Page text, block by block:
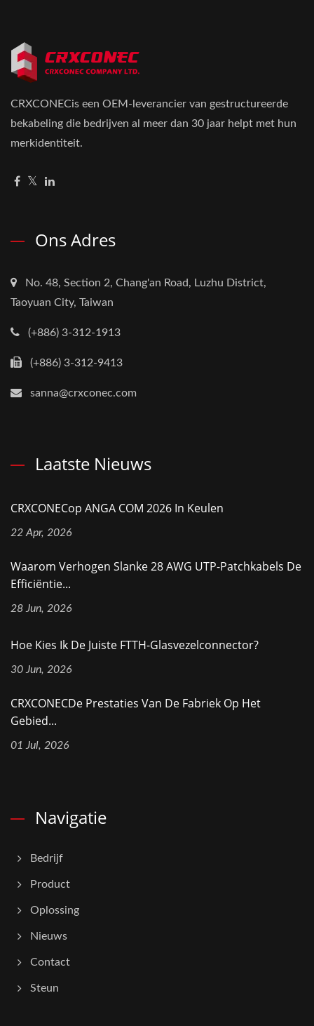
CRXCONECis een OEM-leverancier van gestructureerde
bekabeling die bedrijven al meer dan 30 jaar helpt met hun
merkidentiteit.
Ons Adres
No. 48, Section 2, Chang'an Road, Luzhu District,
Taoyuan City, Taiwan
(+886) 3-312-1913
(+886) 3-312-9413
sanna@crxconec.com
Laatste Nieuws
CRXCONECop ANGA COM 2026 In Keulen
22 Apr, 2026
Waarom Verhogen Slanke 28 AWG UTP-Patchkabels De
Efficiëntie...
28 Jun, 2026
Hoe Kies Ik De Juiste FTTH-Glasvezelconnector?
30 Jun, 2026
CRXCONECDe Prestaties Van De Fabriek Op Het
Gebied...
01 Jul, 2026
Navigatie
Bedrijf
Product
Oplossing
Nieuws
Contact
Steun